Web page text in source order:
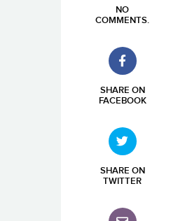
NO
COMMENTS.
SHARE ON
FACEBOOK
SHARE ON
TWITTER